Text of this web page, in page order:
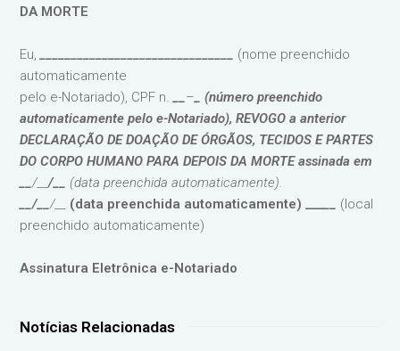
DA MORTE
Eu,_______________________________ (nome preenchido
automaticamente
pelo e-Notariado), CPF n.__–_ (número preenchido
automaticamente pelo e-Notariado), REVOGO a anterior
DECLARAÇÃO DE DOAÇÃO DE ÓRGÃOS, TECIDOS E PARTES
DO CORPO HUMANO PARA DEPOIS DA MORTE assinada em
__/__/__ (data preenchida automaticamente).
__/__/__ (data preenchida automaticamente) _____ (local
preenchido automaticamente)
Assinatura Eletrônica e-Notariado
Notícias Relacionadas